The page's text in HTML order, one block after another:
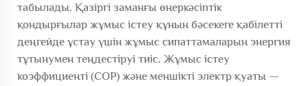
табылады. Қазіргі заманғы өнеркәсіптік
қондырғылар жұмыс істеу құнын бәсекеге қабілетті
деңгейде ұстау үшін жұмыс сипаттамаларын энергия
тұтынумен теңдестіруі тиіс. Жұмыс істеу
коэффициенті (COP) және меншікті электр қуаты —